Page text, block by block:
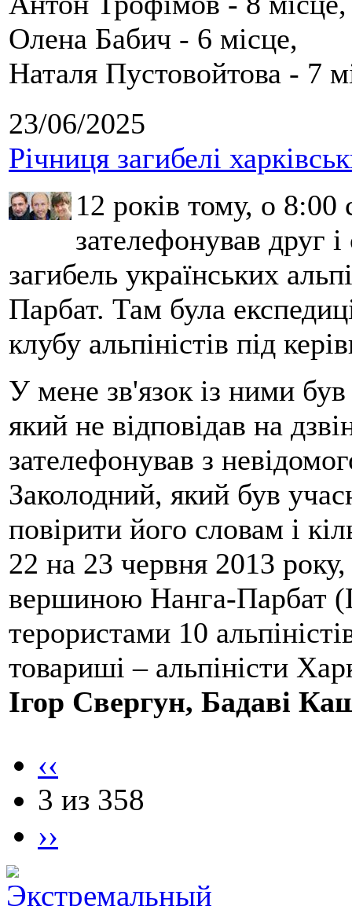
Олена Бабич - 6 місце,
Наталя Пустовойтова - 7
23/06/2025
Річниця загибелі
12 років тому, о 8:00
зателефонував друг
загибель українських
Парбат. Там була
клубу альпіністів під
У мене зв'язок із ними
який не відповідав на
зателефонував з
Заколодний, який був
повірити його словам і
22 на 23 червня 2013
вершиною Нанга-Парбат
терористами 10
товариші – альпіністи
Ігор Свергун, Бадаві
‹‹
3 из 358
››